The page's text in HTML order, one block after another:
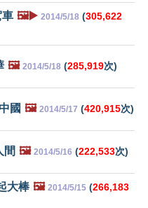
車 🖼️▶️ 2014/5/18 (305,622
🖼️ 2014/5/18 (285,919次)
國 🖼️ 2014/5/17 (420,915次)
間 🖼️ 2014/5/16 (222,533次)
大棒 🖼️ 2014/5/15 (266,183